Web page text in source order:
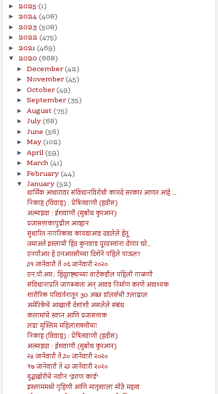
► 2025 (1)
► 2024(408)
► 2023 (508)
► 2022 (475)
► 2021(469)
▼ 2020 (668)
► December(42)
► November(45)
► October(49)
► September(35)
► August(75)
► July(68)
► June (56)
► May(102)
► April(59)
► March(41)
► February(44)
▼ January(52)
धार्मिक आधारावर संविधानविरोधी कायदे सरकार आणत आहे ...
निकाह (विवाह) : प्रेषितवाणी (हदीस)
अल्माइदा : ईशवाणी (सुबोध कुरआन)
प्रजासत्ताकापुढील आव्हान
सुधारित नागरिकत्व कायद्याआड दडलेले हेतू
जमाअते इस्लामी हिंद कुनवाड पूरग्रस्तांना देणार घरे...
एनपीआर हे एनआरसीच्या दिशेने पहिले पाऊल?
३१ जानेवारी ते ०६ जानेवारी २०२०
एन.पी.आर.: हिंदूराष्ट्याच्या वाटेकडील पहिली गाळणी
संविधानाप्रति जागरूकता अन् आवड निर्माण करणे आवश्यक
शारीरिक परिवर्तनातून 30 अब्ज डॉलर्सची उलाढाल
अमेरिकेचे आखाती देशांशी असलेले संबंध
कलामांचे स्वप्न आणि प्रजासत्ताक
लढा मुस्लिम महिलाशक्तीचा!
निकाह (विवाह) : प्रेषितवाणी (हदीस)
अल्माइदा : ईशवाणी (सुबोध कुरआन)
२४ जानेवारी ते ३० जानेवारी २०२०
१७ जानेवारी ते २३ जानेवारी २०२०
युद्धखोरीचे नवीन ‘इराण कार्ड’
इस्लाममध्ये गृहिणी आणि मातृत्वाला मोठे महत्व